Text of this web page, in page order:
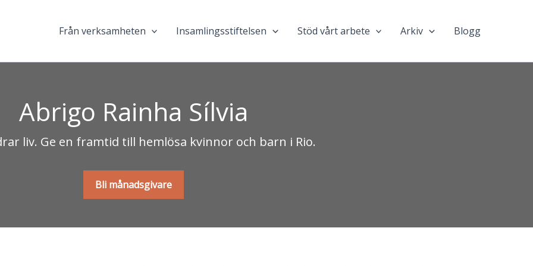
Från verksamheten Insamlingsstiftelsen Stöd vårt arbete Arkiv Blogg
Abrigo Rainha Sílvia
liv. Ge en framtid till hemlösa kvinnor och barn i Rio.
Bli månadsgivare